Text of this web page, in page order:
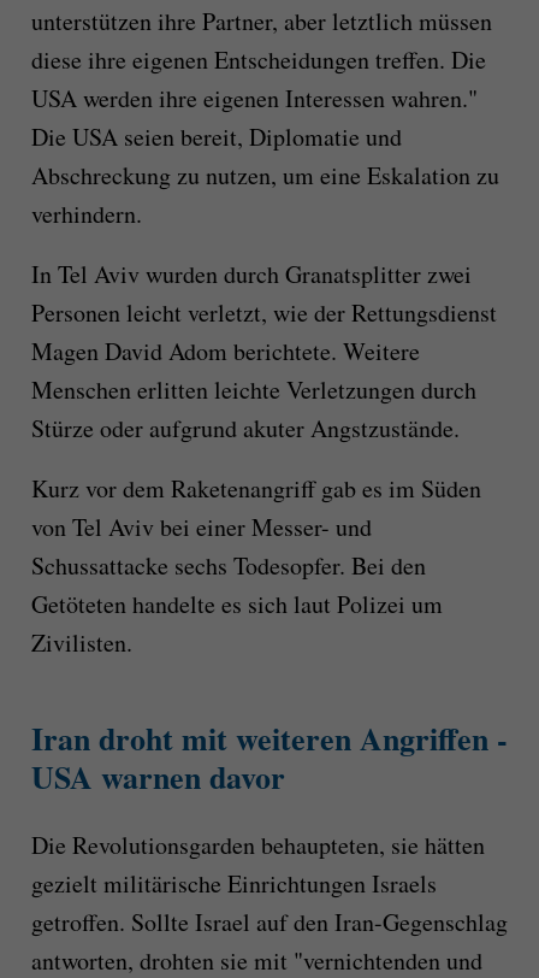
unterstützen ihre Partner, aber letztlich müssen
diese ihre eigenen Entscheidungen treffen. Die
USA werden ihre eigenen Interessen wahren."
Die USA seien bereit, Diplomatie und
Abschreckung zu nutzen, um eine Eskalation zu
verhindern.
In Tel Aviv wurden durch Granatsplitter zwei
Personen leicht verletzt, wie der Rettungsdienst
Magen David Adom berichtete. Weitere
Menschen erlitten leichte Verletzungen durch
Stürze oder aufgrund akuter Angstzustände.
Kurz vor dem Raketenangriff gab es im Süden
von Tel Aviv bei einer Messer- und
Schussattacke sechs Todesopfer. Bei den
Getöteten handelte es sich laut Polizei um
Zivilisten.
Iran droht mit weiteren Angriffen -
USA warnen davor
Die Revolutionsgarden behaupteten, sie hätten
gezielt militärische Einrichtungen Israels
getroffen. Sollte Israel auf den Iran-Gegenschlag
antworten, drohten sie mit "vernichtenden und